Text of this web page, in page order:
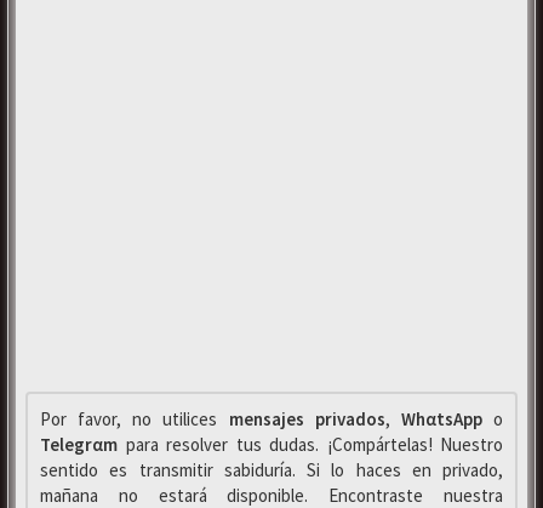
Por favor, no utilices mensajes privados, WhαtsAppo
Telegrαm para resolver tus dudas. ¡Compártelas! Nuestro
sentido es transmitir sabiduría. Si lo haces en privado,
mañana no estará disponible. Encontraste nuestra